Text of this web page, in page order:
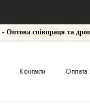
- Оптова співпраця та
Контакти Оплата